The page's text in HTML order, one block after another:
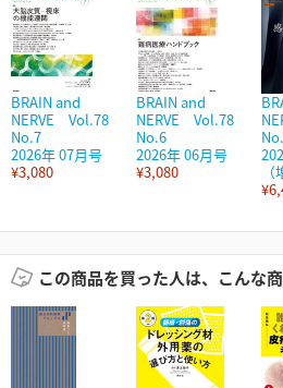
BRAIN and
NERVE Vol.78
No.7
2026年 07月号
¥3,080
BRAIN and
NERVE Vol.78
No.6
2026年 06月号
¥3,080
この商品を買った人は、こんな商